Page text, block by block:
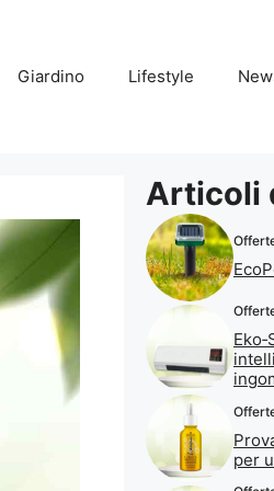
Giardino Lifestyle
Articoli
per